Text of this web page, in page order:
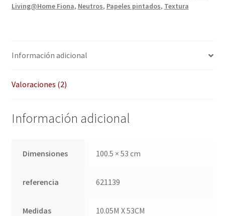
Mi cuenta
Preguntas frecuentes
Living@Home Fiona, Neutros, Papeles pintados, Textura
Información adicional
Valoraciones (2)
Información adicional
Dimensiones 100.5 × 53 cm
referencia 621139
Medidas 10.05M X 53CM